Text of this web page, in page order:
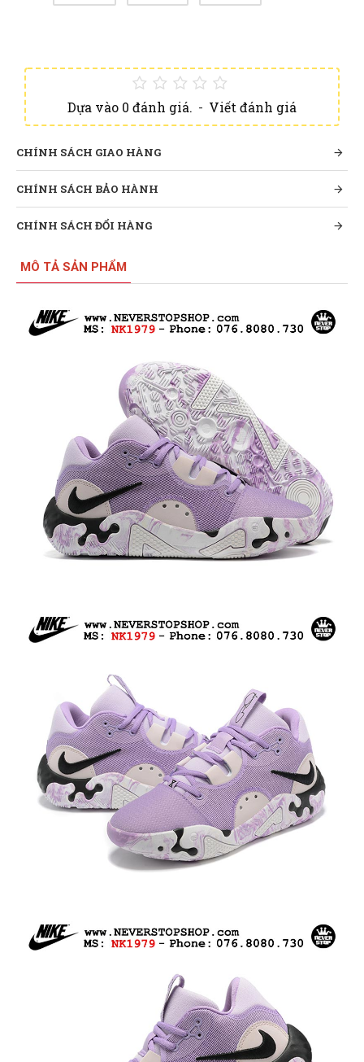
Dựa vào 0 đánh giá. - Viết đánh giá
CHÍNH SÁCH GIAO HÀNG
CHÍNH SÁCH BẢO HÀNH
CHÍNH SÁCH ĐỔI HÀNG
MÔ TẢ SẢN PHẨM